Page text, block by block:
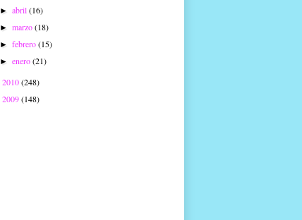
►abril(16)
►marzo(18)
►febrero(15)
►enero(21)
2010(248)
2009(148)